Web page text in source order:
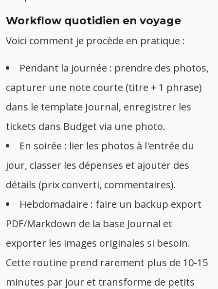
Workflow quotidien en voyage
Voici comment je procède en pratique :
Pendant la journée : prendre des photos,
capturer une note courte (titre + 1 phrase)
dans le template Journal, enregistrer les
tickets dans Budget via une photo.
En soirée : lier les photos à l'entrée du
jour, classer les dépenses et ajouter des
détails (prix converti, commentaires).
Hebdomadaire : faire un backup export
PDF/Markdown de la base Journal et
exporter les images originales si besoin.
Cette routine prend rarement plus de 10-15
minutes par jour et transforme de petits